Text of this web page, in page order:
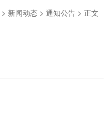
> 新闻动态 > 通知公告 > 正文